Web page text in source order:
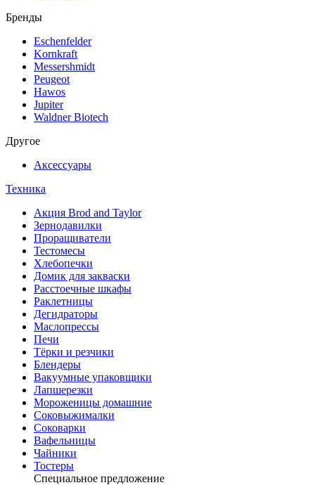
Бренды
Eschenfelder
Kornkraft
Messershmidt
Peugeot
Hawos
Jupiter
Waldner Biotech
Другое
Аксессуары
Техника
Акция Brod and Taylor
Зернодавилки
Проращиватели
Тестомесы
Хлебопечки
Домик для закваски
Расстоечные шкафы
Раклетницы
Дегидраторы
Маслопрессы
Печи
Тёрки и резчики
Блендеры
Вакуумные упаковщики
Лапшерезки
Мороженицы домашние
Соковыжималки
Соковарки
Вафельницы
Чайники
Тостеры
Специальное предложение